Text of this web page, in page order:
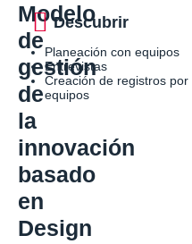
Modelo
de
gestión
de
la
innovación
basado
en
Design
Descubrir
Planeación con equipos
Entrevistas
Creación de registros por
equipos